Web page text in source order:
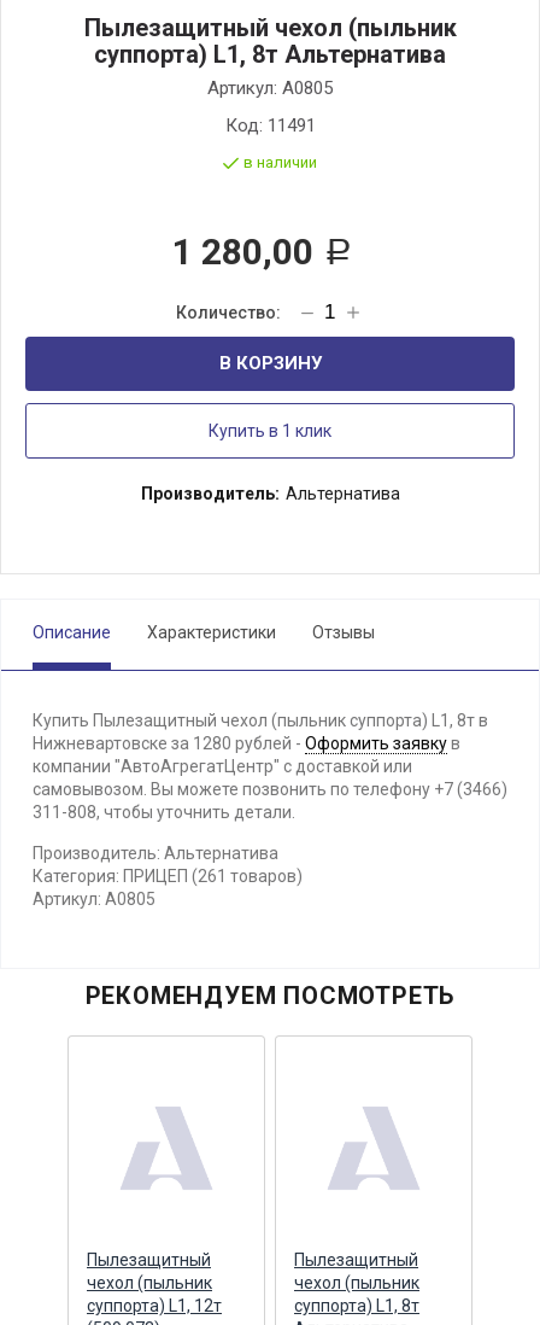
Пылезащитный чехол (пыльник
суппорта) L1, 8т Альтернатива
Артикул: А0805
Код: 11491
в наличии
1 280,00 Р
В КОРЗИНУ
Купить в 1 клик
Производитель: Альтернатива
Описание Характеристики Отзывы
Купить Пылезащитный чехол (пыльник суппорта) L1, 8т в
Нижневартовске за 1280 рублей - Оформить заявкув
компании "АвтоАгрегатЦентр" с доставкой или
самовывозом. Вы можете позвонить по телефону +7 (3466)
311-808, чтобы уточнить детали.
Производитель: Альтернатива
Категория: ПРИЦЕП (261 товаров)
Артикул: А0805
РЕКОМЕНДУЕМ ПОСМОТРЕТЬ
Пылезащитный
чехол (пыльник
суппорта) L1, 12т
Пылезащитный
чехол (пыльник
суппорта) L1, 8т